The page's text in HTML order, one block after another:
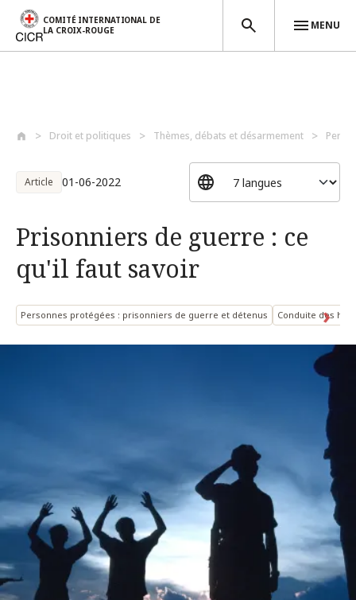
COMITÉ INTERNATIONAL DE
LA CROIX-ROUGE
MENU
Droit et politiques Thèmes, débats et désarmement
Article 01-06-2022
Prisonniers de guerre : ce
qu'il faut savoir
Personnes protégées : prisonniers de guerre et détenus Conduite des